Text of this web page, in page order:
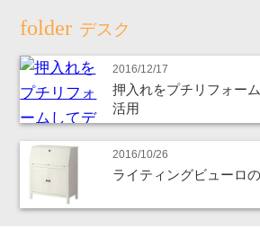
デスク
2016/12/17
押入れをプチリフォー
活用
2016/10/26
ライティングビューロ